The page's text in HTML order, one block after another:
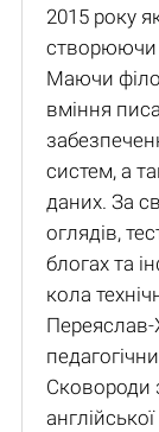
2015 року
створюючи
Маючи
вміння
систем, а
даних. За
оглядів,
блогах та
кола
Сковороди